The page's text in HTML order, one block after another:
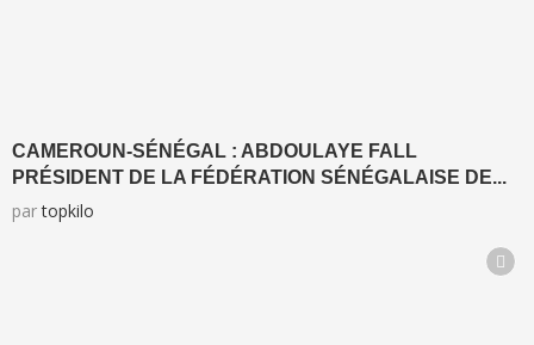
CAMEROUN-SÉNÉGAL : ABDOULAYE FALL
PRÉSIDENT DE LA FÉDÉRATION SÉNÉGALAISE DE...
partopkilo